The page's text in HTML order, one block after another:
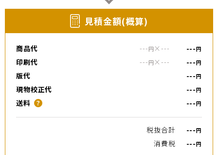
⾒積⾦額(概算)
商品代 ---円×--- ---円
印刷代 ---円×--- ---円
版代 ---円
現物校正代 ---円
送料 ？ ---円
税抜合計 ---円
消費税 ---円